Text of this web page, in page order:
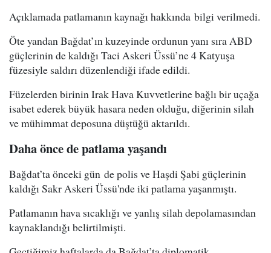
Açıklamada patlamanın kaynağı hakkında bilgi verilmedi.
Öte yandan Bağdat’ın kuzeyinde ordunun yanı sıra ABD
güçlerinin de kaldığı Taci Askeri Üssü’ne 4 Katyuşa
füzesiyle saldırı düzenlendiği ifade edildi.
Füzelerden birinin Irak Hava Kuvvetlerine bağlı bir uçağa
isabet ederek büyük hasara neden olduğu, diğerinin silah
ve mühimmat deposuna düştüğü aktarıldı.
Daha önce de patlama yaşandı
Bağdat’ta önceki gün de polis ve Haşdi Şabi güçlerinin
kaldığı Sakr Askeri Üssü'nde iki patlama yaşanmıştı.
Patlamanın hava sıcaklığı ve yanlış silah depolamasından
kaynaklandığı belirtilmişti.